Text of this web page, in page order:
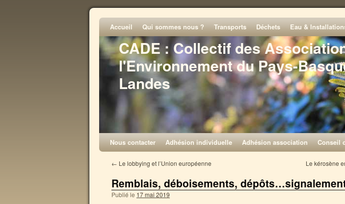
CADE : Collectif des
l'Environnement du Pays-
Landes
Accueil Qui sommes nous ? Transports Déchets Eau &
Nous contacter Adhésion individuelle Adhésion association Conseil
← Le lobbying et l’Union européenne Le kérosène
Remblais, déboisements,
Publié le 17 mai 2019